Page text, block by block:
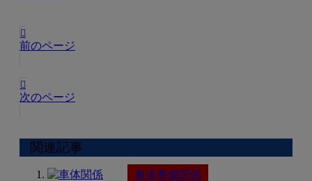
前のページ
次のページ
関連記事
車体整備関係